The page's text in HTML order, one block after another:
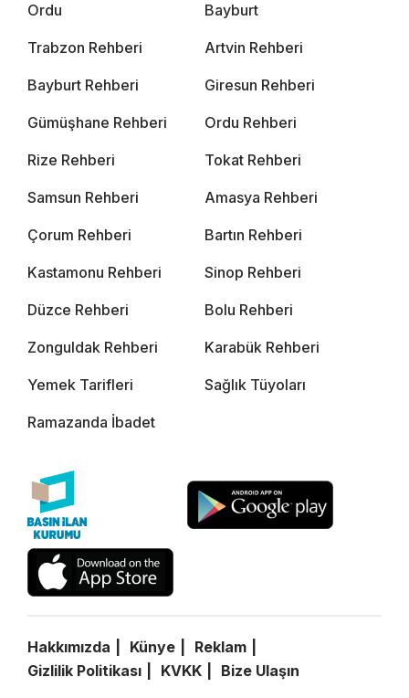
Ordu Bayburt
Trabzon Rehberi Artvin Rehberi
Bayburt Rehberi Giresun Rehberi
Gümüşhane Rehberi Ordu Rehberi
Rize Rehberi Tokat Rehberi
Samsun Rehberi Amasya Rehberi
Çorum Rehberi Bartın Rehberi
Kastamonu Rehberi Sinop Rehberi
Düzce Rehberi Bolu Rehberi
Zonguldak Rehberi Karabük Rehberi
Yemek Tarifleri Sağlık Tüyoları
Ramazanda İbadet
Hakkımızda Künye
Reklam
Gizlilik Politikası
KVKK Bize Ulaşın